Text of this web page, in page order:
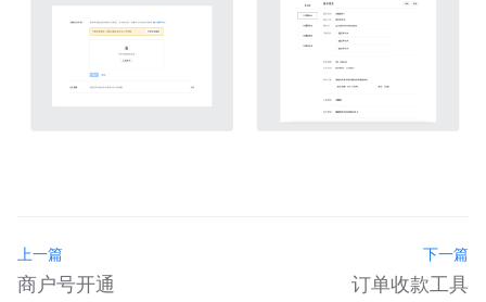
上一篇
商户号开通
下一篇
订单收款工具